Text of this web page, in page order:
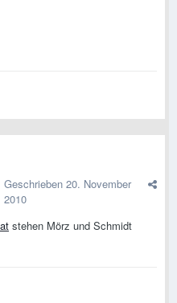
Geschrieben 20. November
2010
stehen Mörz und Schmidt